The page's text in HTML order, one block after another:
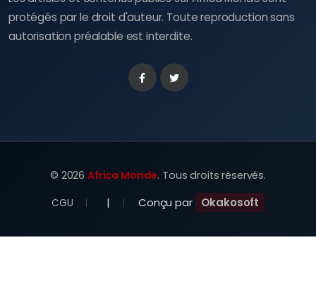
protégés par le droit d'auteur. Toute reproduction sans
autorisation préalable est interdite.
FacebookTwitter
© 2026 Africa Monde. Tous droits réservés.
CGU | Conçu par Okakosoft